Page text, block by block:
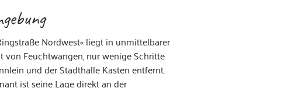
Nordwest« liegt in unmittelbarer
von Feuchtwangen, nur wenige Schritte
und der Stadthalle Kasten entfernt.
ist seine Lage direkt an der